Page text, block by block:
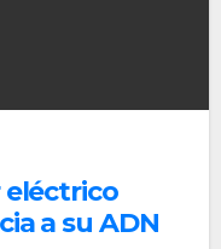
eléctrico
a su ADN